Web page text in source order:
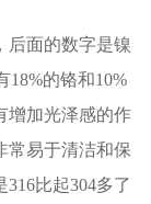
后面的数字是镍
18%的铬和10%
增加光泽感的作
常易于清洁和保
比起304多了